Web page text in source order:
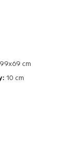
cm
10 cm